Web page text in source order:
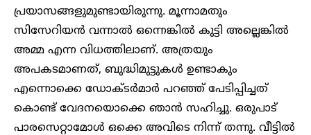
പ്രയാസങ്ങളുമുണ്ടായിരുന്നു. മൂന്നാമതും
സിസേറിയൻ വന്നാൽ ഒന്നെങ്കിൽ കുട്ടി അല്ലെങ്കിൽ
അമ്മ എന്ന വിധത്തിലാണ്. അത്രയും
അപകടമാണത്, ബുദ്ധിമുട്ടുകൾ ഉണ്ടാകും
എന്നൊക്കെ ഡോക്ടർമാർ പറഞ്ഞ് പേടിപ്പിച്ചത്
കൊണ്ട് വേദനയൊക്കെ ഞാൻ സഹിച്ചു. ഒരുപാട്
പാരസെറ്റാമോൾ ഒക്കെ അവിടെ നിന്ന് തന്നു. വീട്ടിൽ